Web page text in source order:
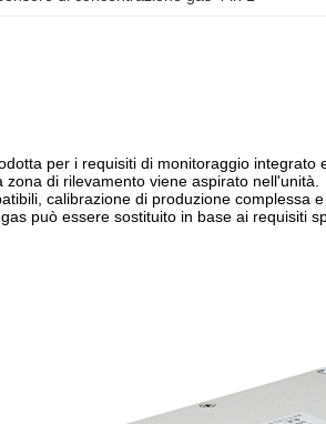
per i requisiti di monitoraggio
di rilevamento viene aspirato nell'unità.
calibrazione di produzione complessa
può essere sostituito in base ai requisiti